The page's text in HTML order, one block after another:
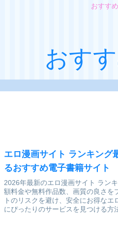
おすす
おす
エロ漫画サイト ランキング
るおすすめ電子書籍サイト
2026年最新のエロ漫画サイト ラン
額料金や無料作品数、画質の良さを
トのリスクを避け、安全にお得な
にぴったりのサービスを見つける方